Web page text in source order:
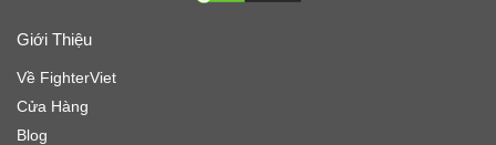
Giới Thiệu
Về FighterViet
Cửa Hàng
Blog